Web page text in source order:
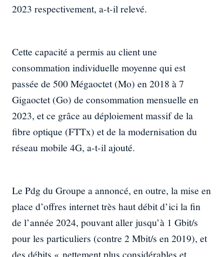
2023 respectivement, a-t-il relevé.
Cette capacité a permis au client une
consommation individuelle moyenne qui est
passée de 500 Mégaoctet (Mo) en 2018 à 7
Gigaoctet (Go) de consommation mensuelle en
2023, et ce grâce au déploiement massif de la
fibre optique (FTTx) et de la modernisation du
réseau mobile 4G, a-t-il ajouté.
Le Pdg du Groupe a annoncé, en outre, la mise en
place d’offres internet très haut débit d’ici la fin
de l’année 2024, pouvant aller jusqu’à 1 Gbit/s
pour les particuliers (contre 2 Mbit/s en 2019), et
des débits « nettement plus considérables et